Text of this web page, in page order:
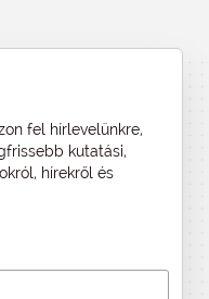
fel hírlevelünkre,
kutatási,
hírekről és